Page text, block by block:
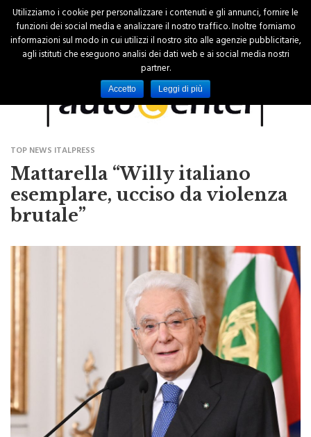
TOP NEWS ITALPRESS
Mattarella “Willy italiano
esemplare, ucciso da violenza
Utilizziamo i cookie per personalizzare i contenuti e gli annunci, fornire le
funzioni dei social media e analizzare il nostro traffico. Inoltre forniamo
informazioni sul modo in cui utilizzi il nostro sito alle agenzie pubblicitarie,
agli istituti che eseguono analisi dei dati web e ai social media nostri
partner.
Accetto Leggi di più